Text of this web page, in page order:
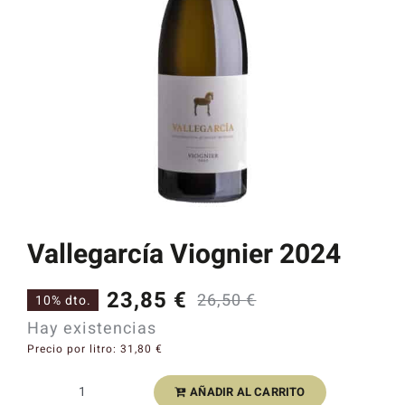
Catas y Actividades
Vallegarcía Viognier 2024
26,50€
original
23,85 €
actual
10% dto.
Hay existencias
Precio por litro: 31,80 €
AÑADIR AL CARRITO